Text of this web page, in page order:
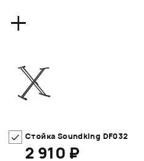
+
Стойка Soundking DF032
2 910 ₽